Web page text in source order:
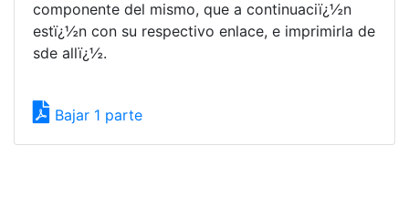
componente del mismo, que a continuaciï¿½n
estï¿½n con su respectivo enlace, e imprimirla de
sde allï¿½.
Bajar 1 parte